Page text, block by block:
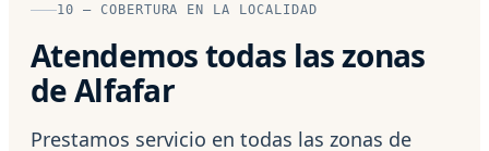
10 — COBERTURA EN LA LOCALIDAD
Atendemos todas las zonas
de Alfafar
Prestamos servicio en todas las zonas de